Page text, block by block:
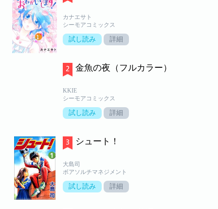
カナエサト
シーモアコミックス
試し読み 詳細
金魚の夜（フルカラー）
KKIE
シーモアコミックス
試し読み 詳細
シュート！
大島司
ボアソルチマネジメント
試し読み 詳細